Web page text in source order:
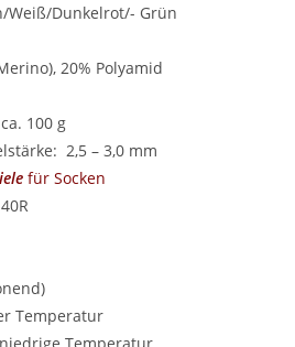
Weiß/Dunkelrot/- Grün
20% Polyamid
100 g
2,5 – 3,0 mm
für Socken
Temperatur